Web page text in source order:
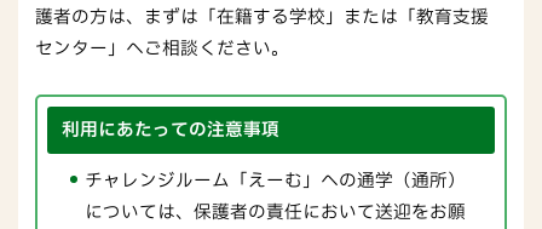
護者の方は、まずは「在籍する学校」または「教育支援
センター」へご相談ください。
利用にあたっての注意事項
チャレンジルーム「えーむ」への通学（通所）
については、保護者の責任において送迎をお願